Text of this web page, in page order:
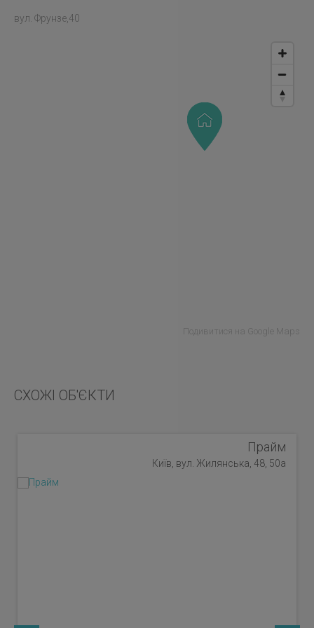
вул. Фрунзе,40
Подивитися на Google Maps
СХОЖІ ОБ'ЄКТИ
Прайм
Київ, вул. Жилянська, 48, 50а